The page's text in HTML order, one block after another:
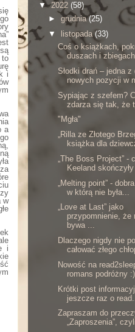
to
i
a
w
i
▼2022 (58)
► grudnia(25)
▼ listopada(33)
Coś o książkach,
duszach i
Słodki drań – jedna z
nowych pozycji w
Sypiając z szefem?
zdarza się tak, że
"Mgła"
„Rilla ze Złotego
książka dla
„The Boss Project” -
Keeland skończyły
„Melting point” -
w którą nie była...
„Love at Last” jako
przypomnienie, że
bywa ...
Dlaczego nigdy nie
całować złego
Nowość na
romans podróżny :)
Krótki post
jeszcze raz o read...
Zapraszam do
„Zaproszenia”,